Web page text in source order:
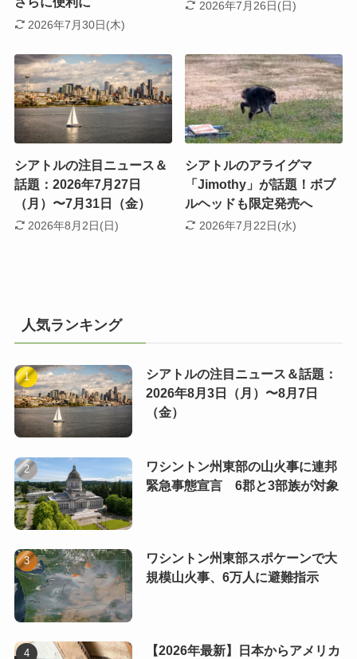
2026年7月30日(木)
2026年7月26日(日)
シアトルの注目ニュース＆
話題：2026年7月27日
（月）〜7月31日（金）
2026年8月2日(日)
シアトルのアライグマ
「Jimothy」が話題！ボブ
ルヘッドも限定発売へ
2026年7月22日(水)
人気ランキング
シアトルの注目ニュース＆話題：
2026年8月3日（月）〜8月7日
（金）
ワシントン州東部の山火事に連邦
緊急事態宣言 6郡と3部族が対象
ワシントン州東部スポケーンで大
規模山火事、6万人に避難指示
【2026年最新】日本からアメリカ